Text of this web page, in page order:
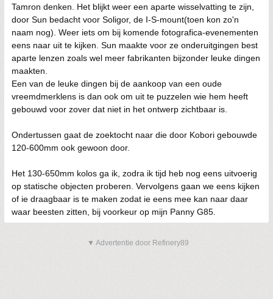
Tamron denken. Het blijkt weer een aparte wisselvatting te zijn,
door Sun bedacht voor Soligor, de I-S-mount(toen kon zo'n
naam nog). Weer iets om bij komende fotografica-evenementen
eens naar uit te kijken. Sun maakte voor ze onderuitgingen best
aparte lenzen zoals wel meer fabrikanten bijzonder leuke dingen
maakten.
Een van de leuke dingen bij de aankoop van een oude
vreemdmerklens is dan ook om uit te puzzelen wie hem heeft
gebouwd voor zover dat niet in het ontwerp zichtbaar is.
Ondertussen gaat de zoektocht naar die door Kobori gebouwde
120-600mm ook gewoon door.
Het 130-650mm kolos ga ik, zodra ik tijd heb nog eens uitvoerig
op statische objecten proberen. Vervolgens gaan we eens kijken
of ie draagbaar is te maken zodat ie eens mee kan naar daar
waar beesten zitten, bij voorkeur op mijn Panny G85.
▼ Advertentie door Refinery89